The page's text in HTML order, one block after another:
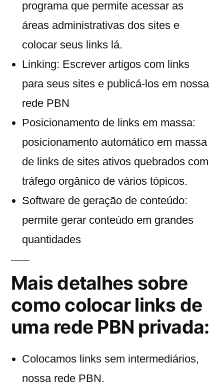
programa que permite acessar as
áreas administrativas dos sites e
colocar seus links lá.
Linking: Escrever artigos com links
para seus sites e publicá-los em nossa
rede PBN
Posicionamento de links em massa:
posicionamento automático em massa
de links de sites ativos quebrados com
tráfego orgânico de vários tópicos.
Software de geração de conteúdo:
permite gerar conteúdo em grandes
quantidades
Mais detalhes sobre
como colocar links de
uma rede PBN privada:
Colocamos links sem intermediários,
nossa rede PBN.